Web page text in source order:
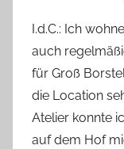
I.d.C.: Ich
auch
für Groß
die Location
Atelier konnte
auf dem Hof